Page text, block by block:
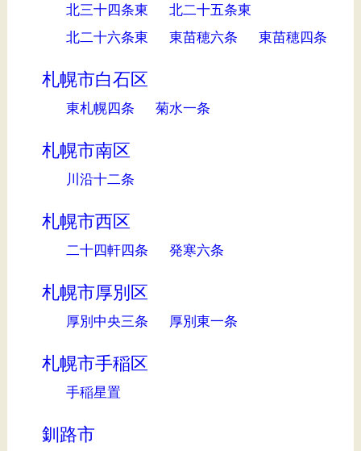
北三十四条東
北二十五条東
北二十六条東
東苗穂六条 東苗穂四条
札幌市白石区
東札幌四条 菊水一条
札幌市南区
川沿十二条
札幌市西区
二十四軒四条 発寒六条
札幌市厚別区
厚別中央三条 厚別東一条
札幌市手稲区
手稲星置
釧路市